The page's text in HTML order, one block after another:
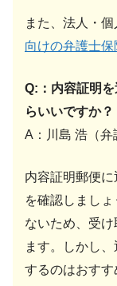
また、法人・個
向けの弁護士保
Q:：内容証明
らいいですか？
A：川島 浩（弁
内容証明郵便
を確認しまし
ないため、受
ます。しかし
するのはおす